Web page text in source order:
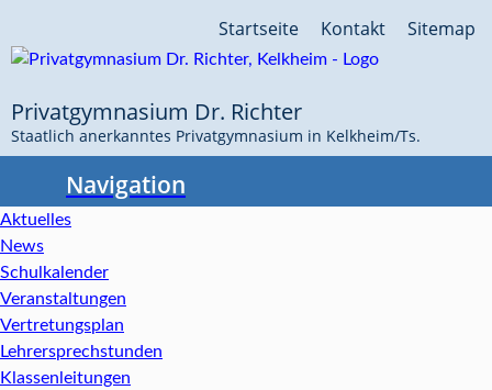
überspringen
Sitemap
Kontakt
Startseite
Privatgymnasium Dr. Richter
Staatlich anerkanntes Privatgymnasium in Kelkheim/Ts.
Navigation
Aktuelles
News
Schulkalender
Veranstaltungen
Vertretungsplan
Lehrersprechstunden
Klassenleitungen